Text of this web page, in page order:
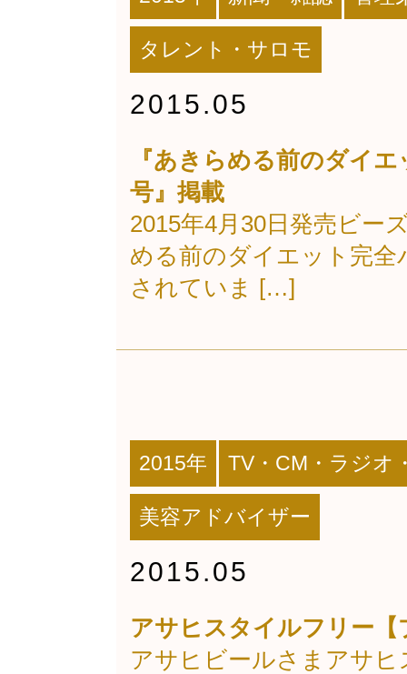
タレント・サロモ
2015.05
『あきらめる前のダイ
号』掲載
2015年4月30日発売ビー
める前のダイエット完全
されていま […]
2015年 TV・CM・ラジオ
美容アドバイザー
2015.05
アサヒスタイルフリー
アサヒビールさまアサ